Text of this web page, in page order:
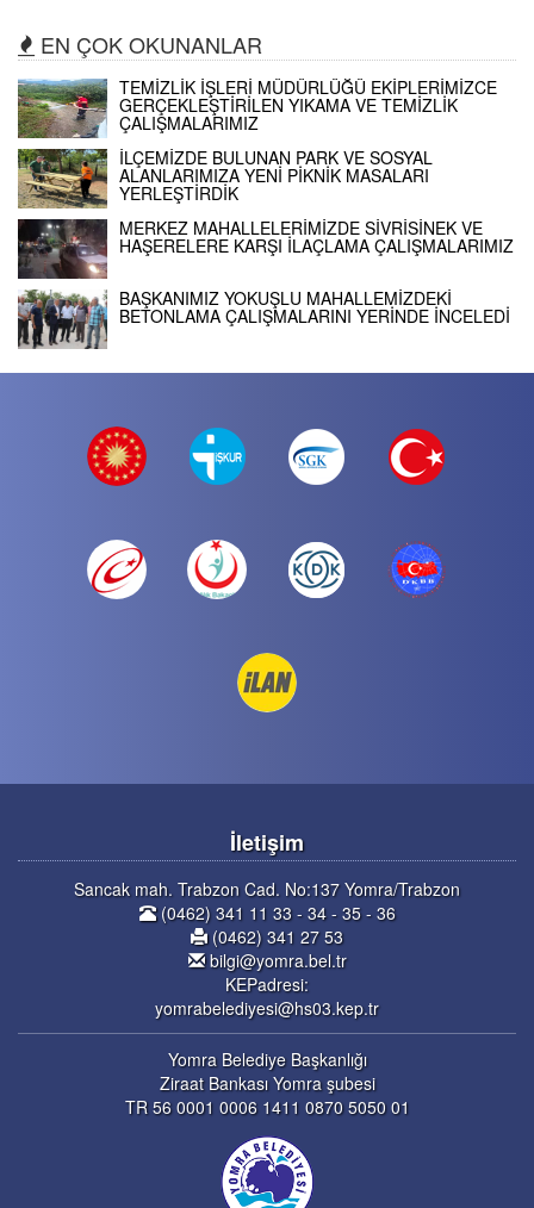
EN ÇOK OKUNANLAR
TEMİZLİK İŞLERİ MÜDÜRLÜĞÜ EKİPLERİMİZCE
GERÇEKLEŞTİRİLEN YIKAMA VE TEMİZLİK
ÇALIŞMALARIMIZ
İLÇEMİZDE BULUNAN PARK VE SOSYAL
ALANLARIMIZA YENİ PİKNİK MASALARI
YERLEŞTİRDİK
MERKEZ MAHALLELERİMİZDE SİVRİSİNEK VE
HAŞERELERE KARŞI İLAÇLAMA ÇALIŞMALARIMIZ
BAŞKANIMIZ YOKUŞLU MAHALLEMİZDEKİ
BETONLAMA ÇALIŞMALARINI YERİNDE İNCELEDİ
İletişim
Sancak mah. Trabzon Cad. No:137 Yomra/Trabzon
(0462) 341 11 33 - 34 - 35 - 36
(0462) 341 27 53
bilgi@yomra.bel.tr
KEPadresi:
yomrabelediyesi@hs03.kep.tr
Yomra Belediye Başkanlığı
Ziraat Bankası Yomra şubesi
TR 56 0001 0006 1411 0870 5050 01